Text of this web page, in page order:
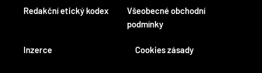
Redakční etický kodex
Inzerce
Všeobecné obchodní
podmínky
Cookies zásady